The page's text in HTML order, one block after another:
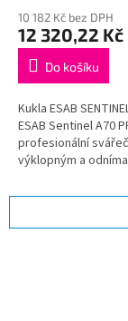
produktu
je
5,0
hvězdiček.
10 182 Kč bez DPH
12 320,22 Kč
Do košíku
Kukla ESAB
ESAB Sentinel A70
profesionální
výklopným a
1/1/1/1 Tmavý...